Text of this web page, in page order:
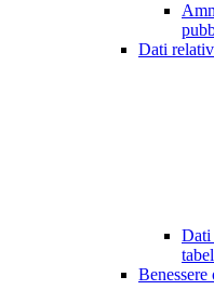
Dati
Dati